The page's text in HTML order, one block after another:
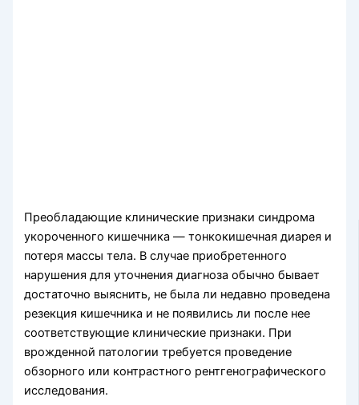
Преобладающие клинические признаки синдрома
укороченного кишечника — тонкокишечная диарея и
потеря массы тела. В случае приобретенного
нарушения для уточнения диагноза обычно бывает
достаточно выяснить, не была ли недавно проведена
резекция кишечника и не появились ли после нее
соответствующие клиниче­ские признаки. При
врожденной патологии требуется проведение
обзорного или контрастного рентгеногра­фического
исследования.